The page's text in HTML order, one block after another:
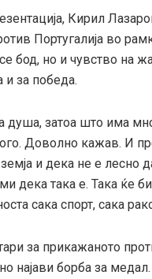
Кирил
Португалија во
бод, но и чувство на
за победа.
затоа што има
Доволно кажав. И
и дека не е лесно
дека така е. Така ќе
сака спорт, сака
за прикажаното
најави борба за